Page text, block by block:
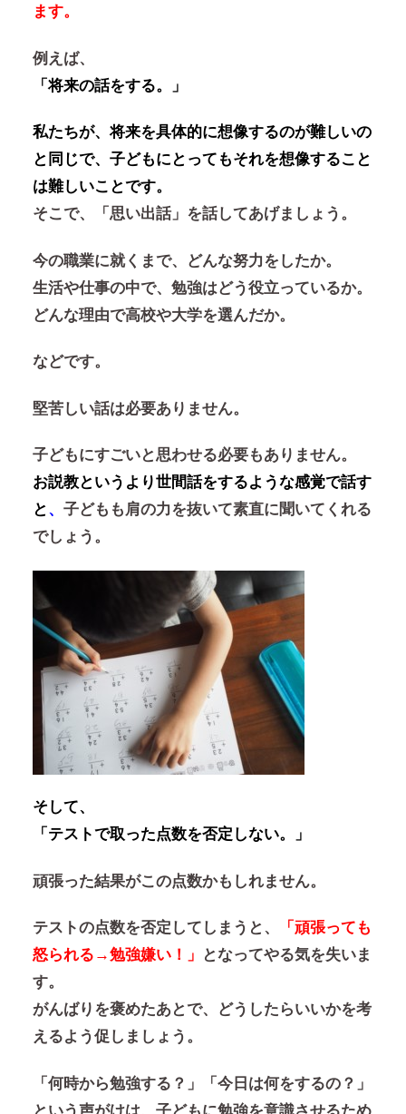
ます。
例えば、
「将来の話をする。」
私たちが、将来を具体的に想像するのが難しいの
と同じで、子どもにとってもそれを想像すること
は難しいことです。
そこで、
「思い出話」を話してあげましょう。
今の職業に就くまで、どんな努力をしたか。
生活や仕事の中で、勉強はどう役立っているか。
どんな理由で高校や大学を選んだか。
などです。
堅苦しい話は必要ありません。
子どもにすごいと思わせる必要もありません。
お説教というより世間話をするような感覚で話す
と、 子どもも肩の力を抜いて素直に聞いてくれる
でしょう。
そして、
「テストで取った点数を否定しない。」
頑張った結果がこの点数かもしれません。
テストの点数を否定してしまうと、
「頑張っても
怒られる→勉強嫌い！」
となってやる気を失いま
す。
がんばりを褒めたあとで、どうしたらいいかを考
えるよう促しましょう。
「何時から勉強する？」「今日は何をするの？」